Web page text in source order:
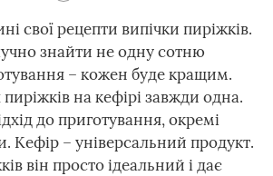
свої рецепти випічки пиріжків.
знайти не одну сотню
– кожен буде кращим.
на кефірі завжди одна.
до приготування, окремі
Кефір – універсальний продукт.
він просто ідеальний і дає